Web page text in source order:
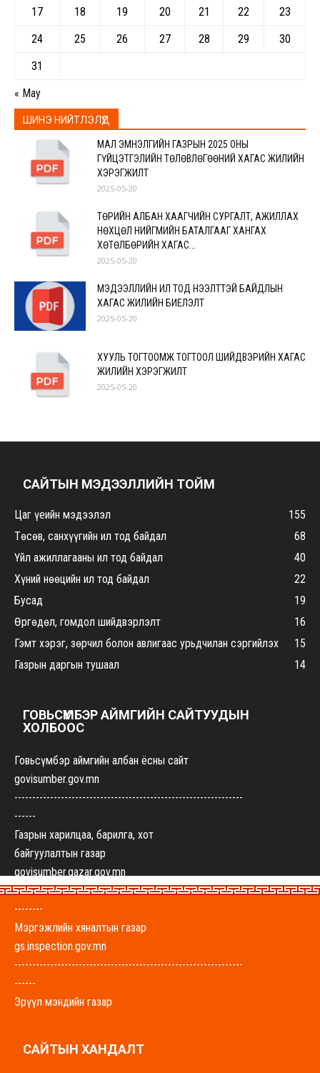
« May
17
18 19 20 21 22
23
24
25 26 27 28 29
30
31
ШИНЭ НИЙТЛЭЛҮҮД
МАЛ ЭМНЭЛГИЙН ГАЗРЫН 2025 ОНЫ
ГҮЙЦЭТГЭЛИЙН ТӨЛӨВЛӨГӨӨНИЙ ХАГАС ЖИЛИЙН
ХЭРЭГЖИЛТ
2025-05-20
ТӨРИЙН АЛБАН ХААГЧИЙН СУРГАЛТ, АЖИЛЛАХ
НӨХЦӨЛ НИЙГМИЙН БАТАЛГААГ ХАНГАХ
ХӨТӨЛБӨРИЙН ХАГАС...
2025-05-20
МЭДЭЭЛЛИЙН ИЛ ТОД НЭЭЛТТЭЙ БАЙДЛЫН
ХАГАС ЖИЛИЙН БИЕЛЭЛТ
2025-05-20
ХУУЛЬ ТОГТООМЖ ТОГТООЛ ШИЙДВЭРИЙН ХАГАС
ЖИЛИЙН ХЭРЭГЖИЛТ
2025-05-20
САЙТЫН МЭДЭЭЛЛИЙН ТОЙМ
Цаг үеийн мэдээлэл
155
Төсөв, санхүүгийн ил тод байдал
68
Үйл ажиллагааны ил тод байдал
40
Хүний нөөцийн ил тод байдал
22
Бусад
19
Өргөдөл, гомдол шийдвэрлэлт
16
Гэмт хэрэг, зөрчил болон авлигаас урьдчилан сэргийлэх
15
Газрын даргын тушаал
14
ГОВЬСҮМБЭР АЙМГИЙН САЙТУУДЫН
ХОЛБООС
Говьсүмбэр аймгийн албан ёсны сайт
govisumber.gov.mn
----------------------------------------------------------------
------
Газрын харилцаа, барилга, хот
байгуулалтын газар
govisumber.gazar.gov.mn
----------------------------------------------------------------
--------
Мэргэжлийн хяналтын газар
gs.inspection.gov.mn
----------------------------------------------------------------
------
Эрүүл мэндийн газар
----------------------------------------------------------------
-------
САЙТЫН ХАНДАЛТ